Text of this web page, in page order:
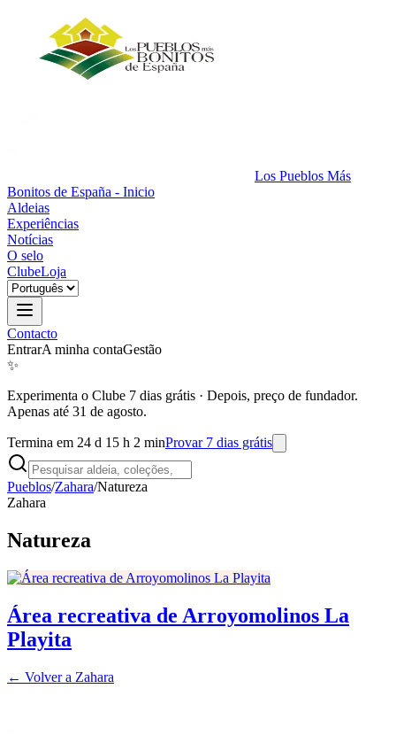
Los Pueblos Más
Bonitos de España - Inicio
Aldeias
Experiências
Notícias
O selo
ClubeLoja
Contacto
EntrarA minha contaGestão
✨
Experimenta o Clube 7 dias grátis · Depois, preço de fundador.
Apenas até 31 de agosto.
Termina em 24 d 15 h 2 minProvar 7 dias grátis
Pueblos/Zahara/Natureza
Zahara
Natureza
Área recreativa de Arroyomolinos La
Playita
← Volver a Zahara